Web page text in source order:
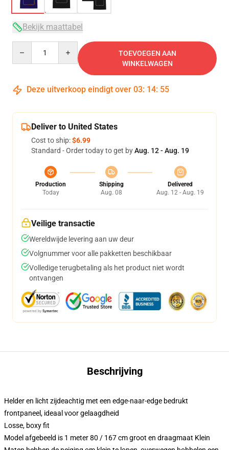
Bekijk maattabel
TOEVOEGEN AAN
WINKELWAGEN
Deze uitverkoop eindigt over 03: 14: 54
Deliver to United States
Cost to ship:$6.99
Standard - Order today to get byAug. 12 - Aug. 19
Production
Today
Shipping
Aug. 08
Delivered
Aug. 12 - Aug. 19
Veilige transactie
Wereldwijde levering aan uw deur
Volgnummer voor alle pakketten beschikbaar
Volledige terugbetaling als het product niet wordt
ontvangen
Beschrijving
Helder en licht zijdeachtig met een edge-naar-edge bedrukt
frontpaneel, ideaal voor gelaagdheid
Losse, boxy fit
Model afgebeeld is 1 meter 80 / 167 cm groot en draagmaat Klein